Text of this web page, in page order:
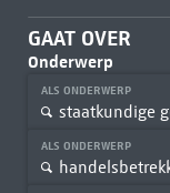
GAAT OVER
Onderwerp
ALS ONDERWERP
staatkundige
ALS ONDERWERP